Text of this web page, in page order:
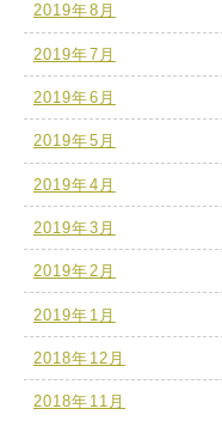
2019年8月
2019年7月
2019年6月
2019年5月
2019年4月
2019年3月
2019年2月
2019年1月
2018年12月
2018年11月